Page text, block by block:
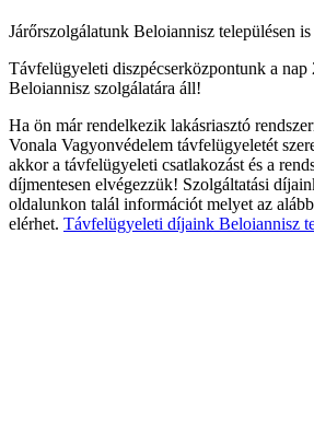
Járőrszolgálatunk Beloiannisz településen
Távfelügyeleti diszpécserközpontunk a nap
Beloiannisz szolgálatára áll!
Ha ön már rendelkezik lakásriasztó
Vonala Vagyonvédelem távfelügyeletét
akkor a távfelügyeleti csatlakozást és a
díjmentesen elvégezzük! Szolgáltatási
oldalunkon talál információt melyet az
elérhet. Távfelügyeleti díjaink Beloiannisz